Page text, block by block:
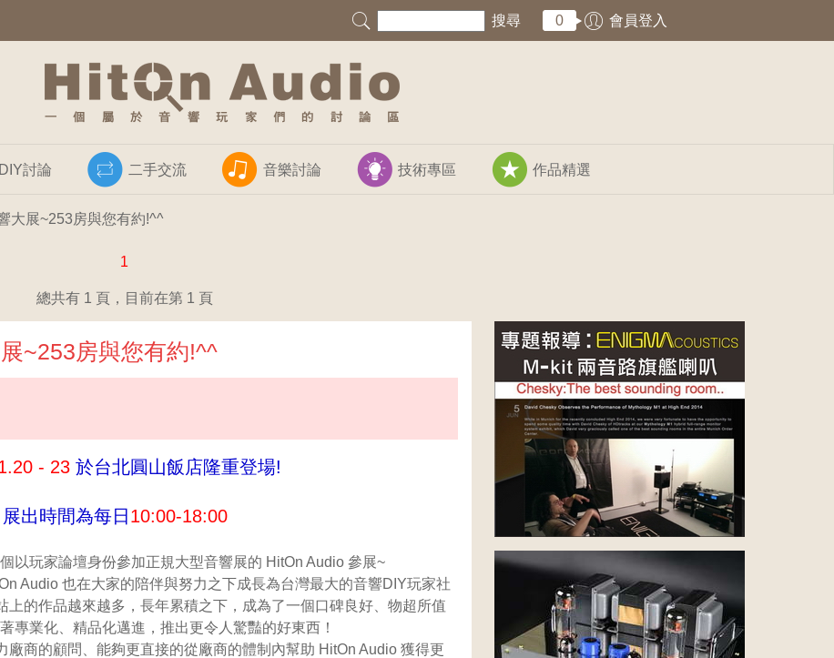
搜尋 0 會員登入
DIY討論 二手交流 音樂討論 技術專區 作品精選
大展~253房與您有約!^^
1
總共有 1 頁，目前在第 1 頁
~253房與您有約!^^
- 23 於台北圓山飯店隆重登場!
展出時間為每日 10:00-18:00
以玩家論壇身份參加正規大型音響展的 HitOn Audio 參展~
Audio 也在大家的陪伴與努力之下成長為台灣最大的音響DIY玩家社
上的作品越來越多，長年累積之下，成為了一個口碑良好、物超所值
專業化、精品化邁進，推出更令人驚豔的好東西！
廠商的顧問、能夠更直接的從廠商的體制內幫助 HitOn Audio 獲得更